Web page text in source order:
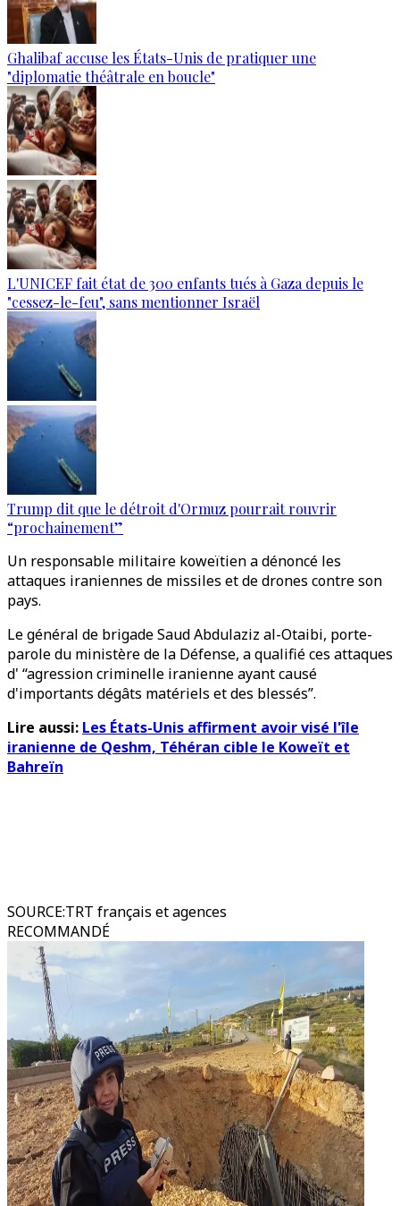
Ghalibaf accuse les États-Unis de pratiquer une
"diplomatie théâtrale en boucle"
L'UNICEF fait état de 300 enfants tués à Gaza depuis le
"cessez-le-feu", sans mentionner Israël
Trump dit que le détroit d'Ormuz pourrait rouvrir
“prochainement”
Un responsable militaire koweïtien a dénoncé les
attaques iraniennes de missiles et de drones contre son
pays.
Le général de brigade Saud Abdulaziz al-Otaibi, porte-
parole du ministère de la Défense, a qualifié ces attaques
d' “agression criminelle iranienne ayant causé
d'importants dégâts matériels et des blessés”.
Lire aussi: Les États-Unis affirment avoir visé l'île
iranienne de Qeshm, Téhéran cible le Koweït et
Bahreïn
SOURCE:TRT français et agences
RECOMMANDÉ